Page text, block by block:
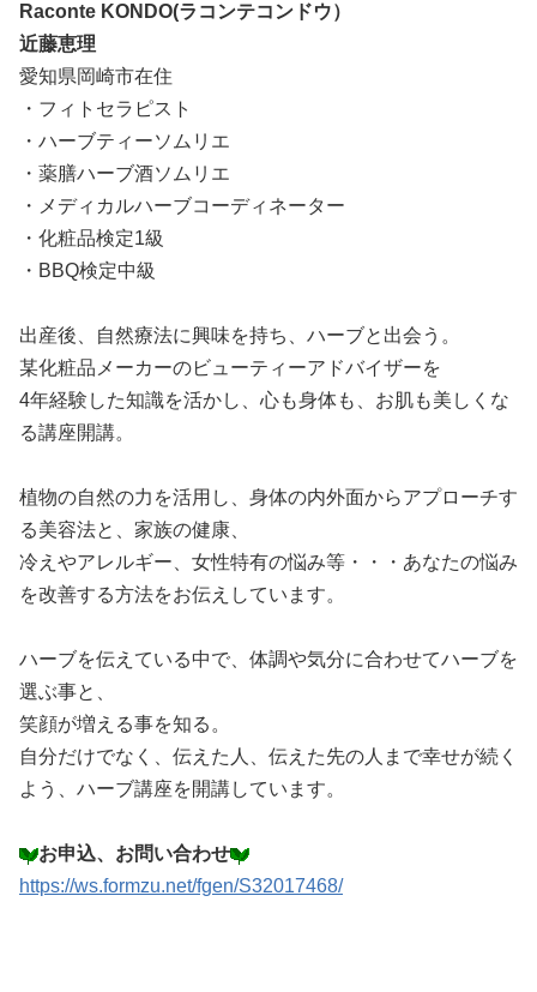
Raconte KONDO(ラコンテコンドウ）
近藤恵理
愛知県岡崎市在住
・フィトセラピスト
・ハーブティーソムリエ
・薬膳ハーブ酒ソムリエ
・メディカルハーブコーディネーター
・化粧品検定1級
・BBQ検定中級
出産後、自然療法に興味を持ち、ハーブと出会う。
某化粧品メーカーのビューティーアドバイザーを
4年経験した知識を活かし、心も身体も、お肌も美しくな
る講座開講。
植物の自然の力を活用し、身体の内外面からアプローチす
る美容法と、家族の健康、
冷えやアレルギー、女性特有の悩み等・・・あなたの悩み
を改善する方法をお伝えしています。
ハーブを伝えている中で、体調や気分に合わせてハーブを
選ぶ事と、
笑顔が増える事を知る。
自分だけでなく、伝えた人、伝えた先の人まで幸せが続く
よう、ハーブ講座を開講しています。
お申込、お問い合わせ
https://ws.formzu.net/fgen/S32017468/